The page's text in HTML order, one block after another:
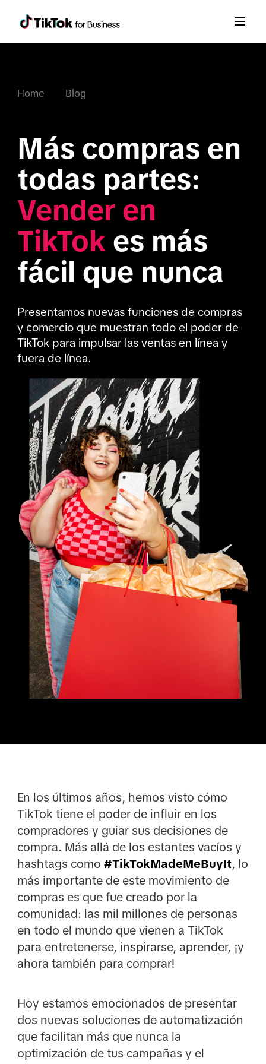
Home Blog
Más compras en
Vender en
TikTok es más
fácil que nunca
Presentamos nuevas funciones de compras
y comercio que muestran todo el poder de
TikTok para impulsar las ventas en línea y
fuera de línea.
En los últimos años, hemos visto cómo
TikTok tiene el poder de influir en los
compradores y guiar sus decisiones de
compra. Más allá de los estantes vacíos y
hashtags como #TikTokMadeMeBuyIt, lo
más importante de este movimiento de
compras es que fue creado por la
comunidad: las mil millones de personas
en todo el mundo que vienen a TikTok
para entretenerse, inspirarse, aprender, ¡y
ahora también para comprar!
Hoy estamos emocionados de presentar
dos nuevas soluciones de automatización
que facilitan más que nunca la
optimización de tus campañas y el